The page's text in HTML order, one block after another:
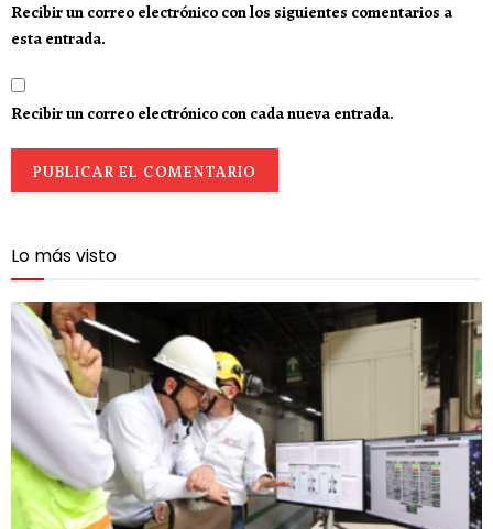
Recibir un correo electrónico con los siguientes comentarios a
esta entrada.
Recibir un correo electrónico con cada nueva entrada.
Lo más visto